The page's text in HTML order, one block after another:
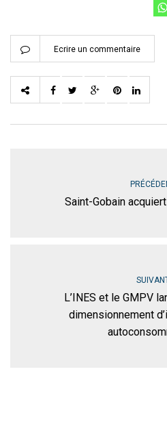
Ecrire un commentaire
Saint-Gobain
L’INES et le GMPV
dimensionnement